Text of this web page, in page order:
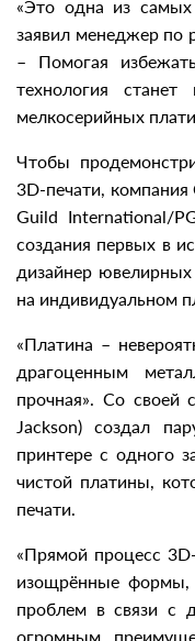
«Это одна из самых
заявил менеджер по
– Помогая
технология
мелкосерийных
Чтобы
3D-печати,
Guild International/
создания первых в
дизайнер
на индивидуальном
«Платина –
драгоценным
прочная». Со своей
Jackson) создал
принтере с одного
чистой платины,
печати.
«Прямой процесс
изощрённые формы,
проблем в связи с
огромным